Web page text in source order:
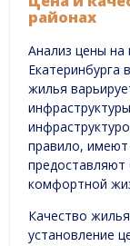
районах
Анализ цены на
Екатеринбурга
жилья
правило,
комфортной
Качество
установление